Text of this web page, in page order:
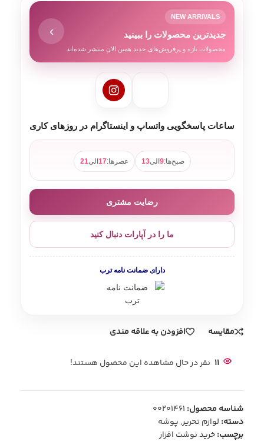
NEW ARRIVALS
جدیدترین محصولات را ببینید
محصولات تازه و پرفروش‌های جدید همین الان منتشر شده‌اند
›
ساعات پاسخگویی واتساپ و اینستاگرام در روزهای کاری
صبح‌ها:9 الی13 عصرها:17 الی21
رضایت مشتری
ما را در آپارات دنبال کنید
دارای ضمانت نامه ترب
مقایسه افزودن به علاقه مندی
11 نفر در حال مشاهده این محصول هستند!
شناسه محصول: 00201461
دسته: لوازم تحریر,پوشه
برچسب:خرید نوشت افزار